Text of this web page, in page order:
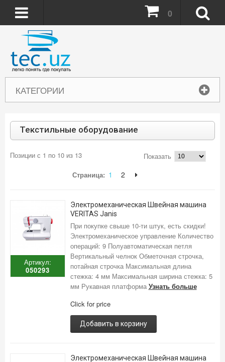
КАТЕГОРИИ
0
Текстильные оборудование
Позиции с 1 по 10 из 13
Показать
Страница: 1 2
Артикул:
050293
Электромеханическая Швейная машина
VERITAS Janis
При покупке свыше 10-ти штук, есть скидки!
Электромеханическое управление Количество
операций: 9 Полуавтоматическая петля
Вертикальный челнок Обметочная строчка,
потайная строчка Максимальная длина
стежка: 4 мм Максимальная ширина стежка: 5
мм Рукавная платформа Узнать больше
Click for price
Добавить в корзину
Электромеханическая Швейная машина